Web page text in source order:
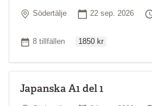
Plats
Södertälje Startdatum
22 sep. 2026
Antal tillfällen
8 tillfällen 1850 kr
Japanska A1 del 1